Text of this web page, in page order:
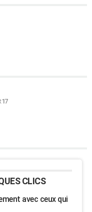
CLICS
avec ceux qui